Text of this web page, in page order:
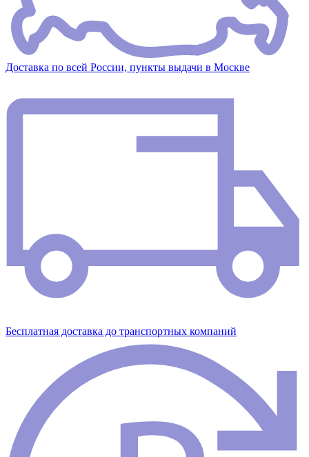
Доставка по всей России, пункты выдачи в Москве
Бесплатная доставка до транспортных компаний